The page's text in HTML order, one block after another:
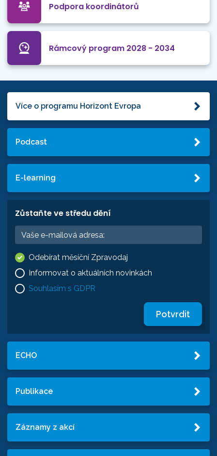
Podpora koordinátorů
Rámcový program 2028 - 2034
Více o programu Horizont Evropa
Podcast
E-learning
Zůstaňte ve středu dění
Odebírat měsíční Zpravodaj
Informovat o aktuálních novinkách
Souhlasím s GDPR
Potvrdit
ECHO
Publikace
Záznamy z akcí